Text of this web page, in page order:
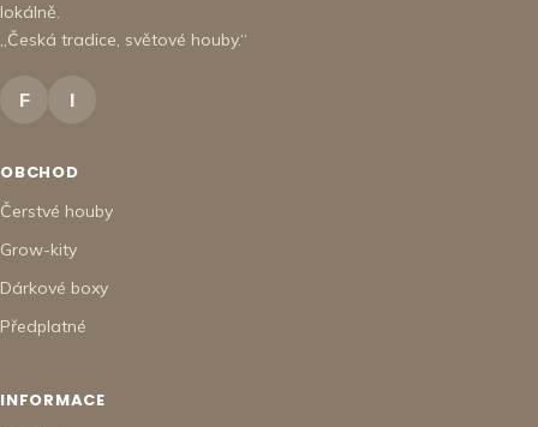
lokálně.
„Česká tradice, světové houby.“
F I
OBCHOD
Čerstvé houby
Grow-kity
Dárkové boxy
Předplatné
INFORMACE